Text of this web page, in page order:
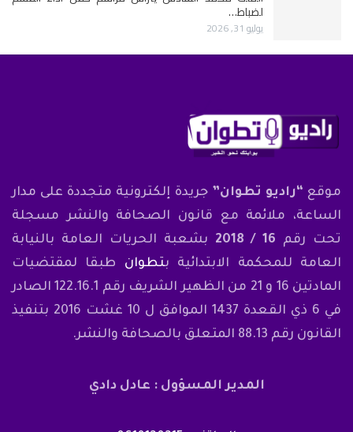
لضباط…
يوليو 31, 2026
موقع “راديو تطوان” جريدة إلكترونية متجددة على مدار
الساعة، ملائمة مع قانون الصحافة والنشر مسجلة
تحت رقم 16 / 2018
بشعبة الحريات العامة بالنيابة
العامة للمحكمة الابتدائية بتطوان طبقا لمقتضيات
المادتين 16 و 21 من الظهير الشريف رقم 122.16.1 الصادر
في 6 ذي القعدة 1437 الموافق ل 10 غشت 2016 بتنفيذ
القانون رقم 88.13 المتعلق بالصحافة والنشر.
المدير المسؤول : عادل دادي